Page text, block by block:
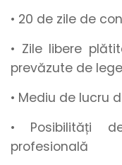
• 20 de zile de
• Zile libere
prevăzute de lege
• Mediu de lucru
• Posibilități
profesională